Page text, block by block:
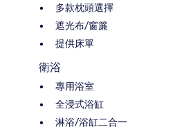
多款枕頭選擇
遮光布/窗簾
提供床單
衛浴
專用浴室
全浸式浴缸
淋浴/浴缸二合一